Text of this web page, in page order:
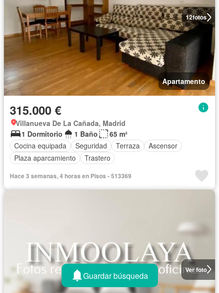
12fotos
Apartamento
315.000 €
Villanueva De La Cañada, Madrid
1 Dormitorio
1 Baño
65 m²
Cocina equipada
Seguridad Terraza
Ascensor
Plaza aparcamiento
Trastero
Hace 3 semanas, 4 horas en Pisos - 513369
Ver foto
Guardar búsqueda